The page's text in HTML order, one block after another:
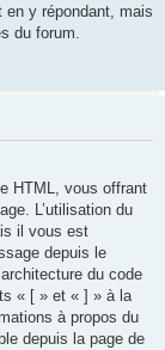
en y répondant, mais
du forum.
HTML, vous offrant
L’utilisation du
il vous est
depuis le
du code
« [ » et « ] » à la
à propos du
depuis la page de